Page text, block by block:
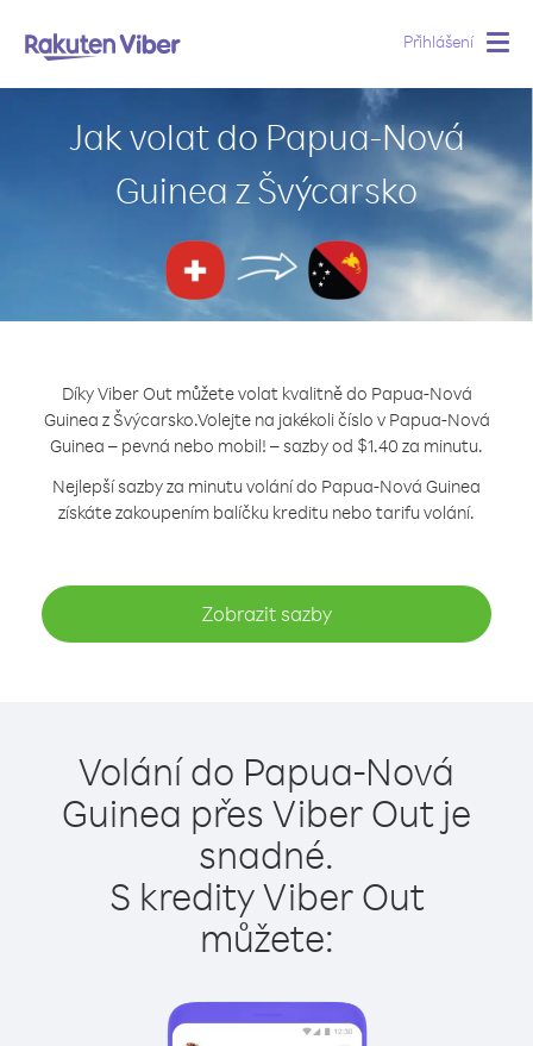
Přihlášení
Jak volat do Papua-Nová
Guinea z Švýcarsko
Díky Viber Out můžete volat kvalitně do Papua-Nová
Guinea z Švýcarsko.Volejte na jakékoli číslo v Papua-Nová
Guinea – pevná nebo mobil! – sazby od $1.40 za minutu.
Nejlepší sazby za minutu volání do Papua-Nová Guinea
získáte zakoupením balíčku kreditu nebo tarifu volání.
Zobrazit sazby
Volání do Papua-Nová
Guinea přes Viber Out je
snadné.
S kredity Viber Out
můžete: